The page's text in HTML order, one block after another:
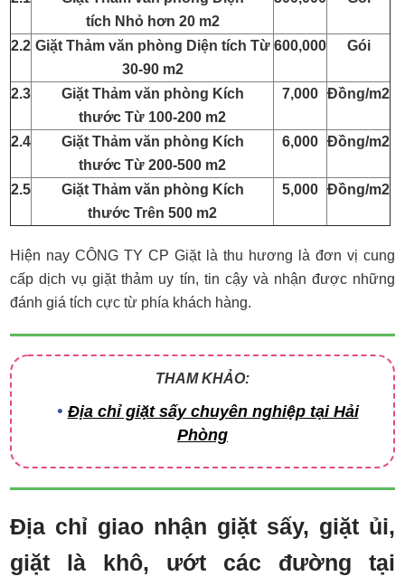
tích Nhỏ hơn 20 m2
2.2 Giặt Thảm văn phòng Diện tích Từ
30-90 m2
600,000 Gói
2.3
Giặt Thảm văn phòng Kích
thước Từ 100-200 m2
7,000 Đồng/m2
2.4
Giặt Thảm văn phòng Kích
thước Từ 200-500 m2
6,000 Đồng/m2
2.5
Giặt Thảm văn phòng Kích
thước Trên 500 m2
5,000 Đồng/m2
Hiện nay CÔNG TY CP Giặt là thu hương là đơn vị cung
cấp dịch vụ giặt thảm uy tín, tin cậy và nhận được những
đánh giá tích cực từ phía khách hàng.
THAM KHẢO:
Địa chỉ giặt sấy chuyên nghiệp tại Hải
Phòng
Địa chỉ giao nhận giặt sấy, giặt ủi,
giặt là khô, ướt các đường tại